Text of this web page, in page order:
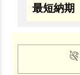
最短納期